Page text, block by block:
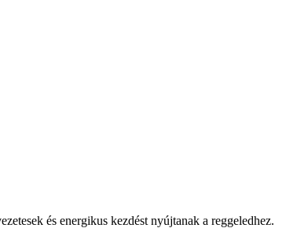
és energikus kezdést nyújtanak a reggeledhez.